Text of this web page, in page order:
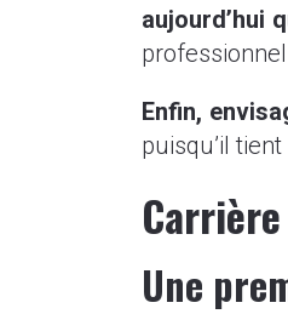
aujourd’hui
Enfin,
puisqu’il
Une